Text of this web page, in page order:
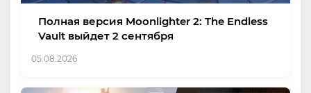
Полная версия Moonlighter 2: The Endless
Vault выйдет 2 сентября
05.08.2026